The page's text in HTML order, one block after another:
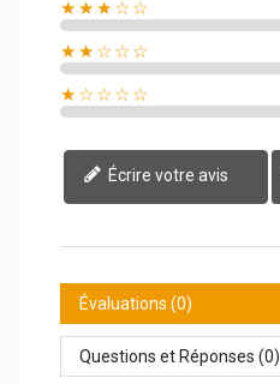
★★★☆☆
★★☆☆☆
★☆☆☆☆
Écrire votre avis
Évaluations (0)
Questions et Réponses (0)